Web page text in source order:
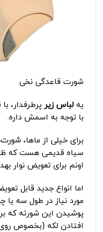
شورت قاعدگی نخی
یه لباس زیر پرطرفدار،
با توجه به اسمش داره.
برای خیلی از ماها،
سیاه قدیمی هست که
اونم برای تعویض نوار
اما انواع جدید قابل
مورد نیاز در طول سه یا
پوشیدن این شورته که
افتادن لکه (بخصوص